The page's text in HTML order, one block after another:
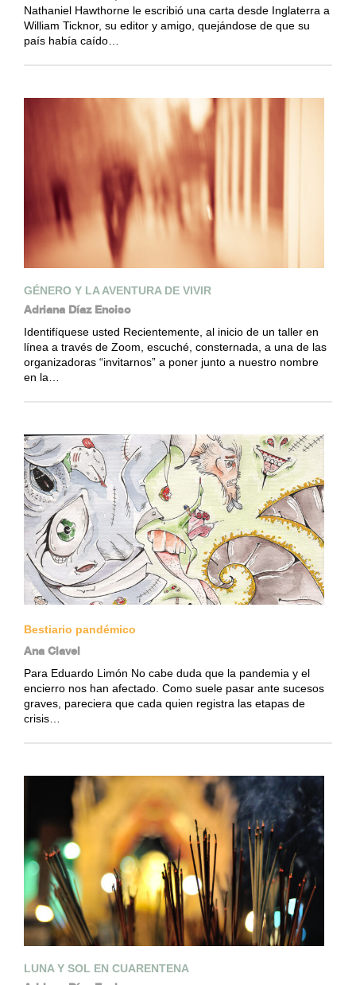
Nathaniel Hawthorne le escribió una carta desde Inglaterra a
William Ticknor, su editor y amigo, quejándose de que su
país había caído…
GÉNERO Y LA AVENTURA DE VIVIR
Adriana Díaz Enciso
Identifíquese usted Recientemente, al inicio de un taller en
línea a través de Zoom, escuché, consternada, a una de las
organizadoras “invitarnos” a poner junto a nuestro nombre
en la…
Bestiario pandémico
Ana Clavel
Para Eduardo Limón No cabe duda que la pandemia y el
encierro nos han afectado. Como suele pasar ante sucesos
graves, pareciera que cada quien registra las etapas de
crisis…
LUNA Y SOL EN CUARENTENA